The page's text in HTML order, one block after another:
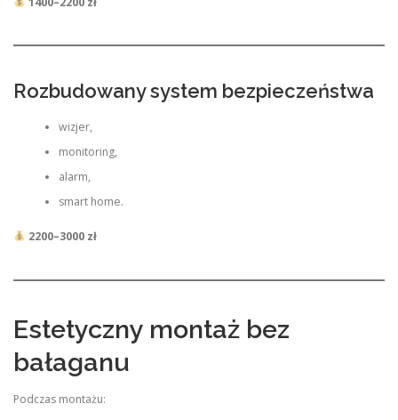
Rozbudowany system bezpieczeństwa
wizjer,
monitoring,
alarm,
smart home.
2200–3000 zł
Estetyczny montaż bez
bałaganu
Podczas montażu: